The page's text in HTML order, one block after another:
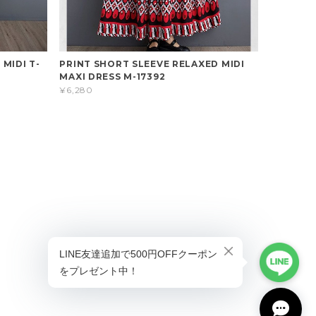
MIDI T-
PRINT SHORT SLEEVE RELAXED MIDI
MAXI DRESS M-17392
¥6,280